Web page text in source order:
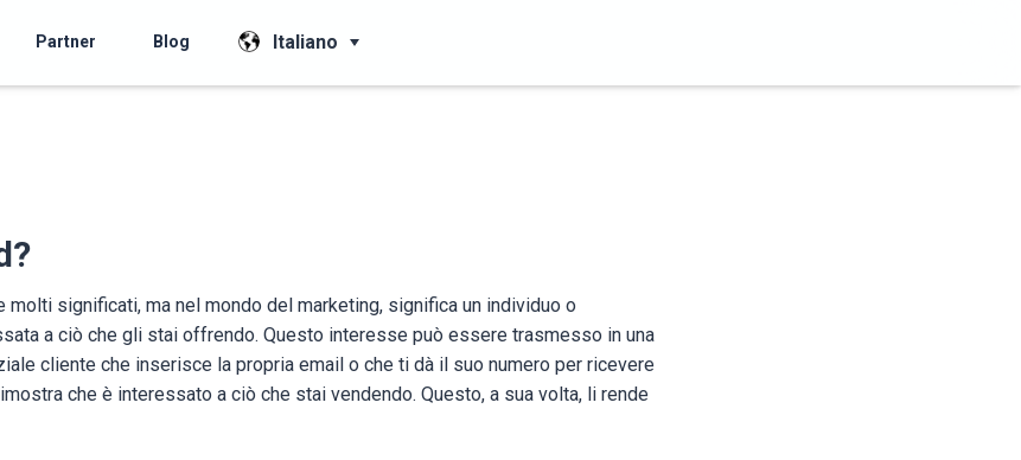
Partner Blog Italiano
molti significati, ma nel mondo del marketing, significa un individuo o
a ciò che gli stai offrendo. Questo interesse può essere trasmesso in una
cliente che inserisce la propria email o che ti dà il suo numero per ricevere
che è interessato a ciò che stai vendendo. Questo, a sua volta, li rende